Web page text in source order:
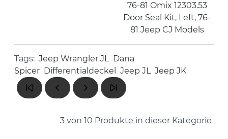
76-81 Omix 12303.53
Door Seal Kit, Left, 76-
81 Jeep CJ Models
Tags: Jeep Wrangler JL Dana
Spicer Differentialdeckel Jeep JL Jeep JK
3 von 10 Produkte in dieser Kategorie